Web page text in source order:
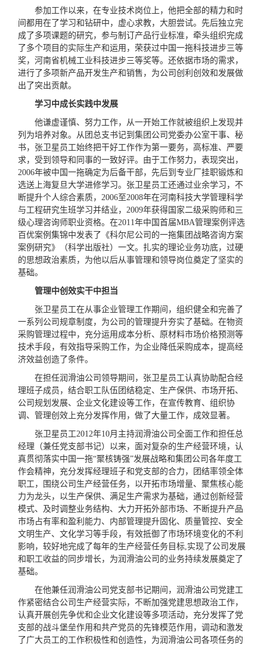
参加工作以来，在专业技术岗位上，他把全部的精力和时
间都用在了学习和钻研中，虚心求教，大胆尝试。先后独立完
成了多项课题的研究，参与制订产品行业标准，牵头组织完成
了多个项目的实际生产和运用，荣获过中国一拖科技进步三等
奖，河南省机械工业科技进步三等奖等。还依据市场的需求，
进行了多项新产品开发生产和销售，为公司创利创效和发展做
出了突出贡献。
学习中成长实践中发展
他谦虚谨慎、努力工作，从一开始工作就被组织上发现并
列为培养对象。从团总支书记到集团公司党委办公室干事、秘
书，张卫星员工始终把干好工作作为第一要务，高标准、严要
求，受到领导和同事的一致好评。由于工作努力，表现突出，
2006年被中国一拖确定为后备干部，先后到专业厂挂职锻炼和
选送上海复旦大学进修学习。张卫星员工还通过业余学习，不
断提升个人综合素质，2006至2008年在河南科技大学管理科学
与工程研究生班学习并结业，2009年获得国家二级采购师和三
级心理咨询师职业资格。在2011年中国首届MBA管理案例评选
百优案例集锦中发表了《科尔尼公司的一拖集团战略咨询方案
案例研究》（科学出版社）一文。扎实的理论业务功底，过硬
的思想政治素质，为他以后从事管理和领导岗位奠定了坚实的
基础。
管理中创效实干中担当
张卫星员工在从事企业管理工作期间，组织健全和完善了
一系列公司规章制度，为公司的管理提升夯实了基础。在物资
采购管理过程中，充分运用成本分析、原材料市场价格预测等
技术手段，有效指导采购工作，为企业降低采购成本，提高经
济效益创造了条件。
在担任润滑油公司领导期间，张卫星员工认真协助配合经
理班子成员，结合职工队伍团结稳定、生产保供、市场开拓、
公司规划发展、企业文化建设等工作，在宣传教育、组织协
调、管理创效上充分发挥作用，做了大量工作，成效显著。
张卫星员工2012年10月主持润滑油公司全面工作和担任总
经理（兼任党支部书记）以来，面对复杂的生产经营环境，认
真贯彻落实中国一拖“聚核铸强”发展战略和集团公司各年度工
作会精神，充分发挥经理班子和党支部的合力，团结率领全体
职工，围绕公司生产经营任务，以开拓市场增量、聚焦核心能
力为龙头，以生产保供、满足生产需求为基础，通过创新经营
模式、及时调整业务结构、大力开拓外部市场、不断提升产品
市场占有率和盈利能力、内部管理提升固化、质量管控、安全
文明生产、文化学习等手段，有效抵御了市场环境变化的不利
影响，较好地完成了每年的生产经营任务目标,实现了公司发展
和职工收益的同步增长，为润滑油公司的业务持续发展奠定了
基础。
在他兼任润滑油公司党支部书记期间，润滑油公司党建工
作紧密结合公司生产经营实际，不断加强党建思想政治工作，
认真开展创先争优和企业文化建设等多项活动，充分发挥了党
支部的战斗堡垒作用和共产党员的先锋模范作用，调动和激发
了广大员工的工作积极性和创造性，为润滑油公司各项任务的